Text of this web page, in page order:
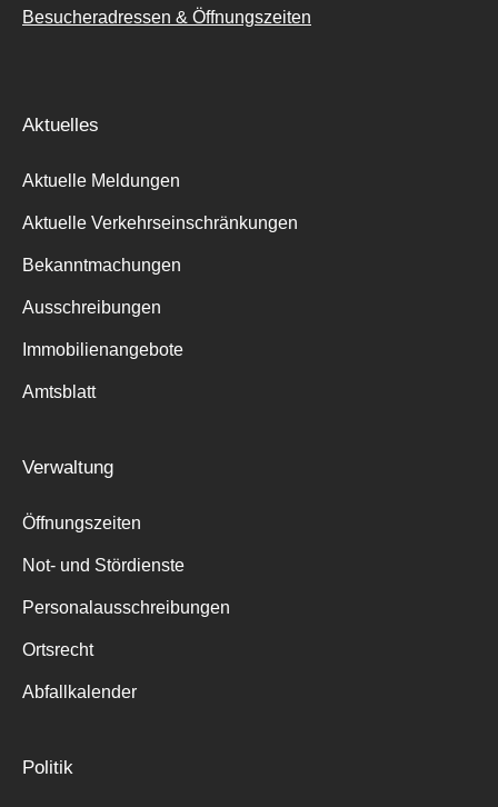
Besucheradressen & Öffnungszeiten
Aktuelles
Aktuelle Meldungen
Aktuelle Verkehrseinschränkungen
Bekanntmachungen
Ausschreibungen
Immobilienangebote
Amtsblatt
Verwaltung
Öffnungszeiten
Not- und Stördienste
Personalausschreibungen
Ortsrecht
Abfallkalender
Politik